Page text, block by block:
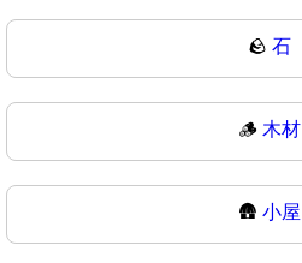
🪨 石
🪵 木材
🛖 小屋